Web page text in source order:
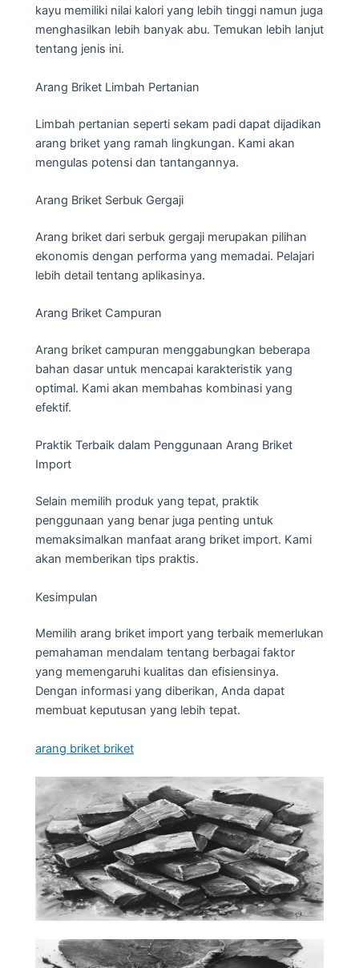
kayu memiliki nilai kalori yang lebih tinggi namun juga
menghasilkan lebih banyak abu. Temukan lebih lanjut
tentang jenis ini.
Arang Briket Limbah Pertanian
Limbah pertanian seperti sekam padi dapat dijadikan
arang briket yang ramah lingkungan. Kami akan
mengulas potensi dan tantangannya.
Arang Briket Serbuk Gergaji
Arang briket dari serbuk gergaji merupakan pilihan
ekonomis dengan performa yang memadai. Pelajari
lebih detail tentang aplikasinya.
Arang Briket Campuran
Arang briket campuran menggabungkan beberapa
bahan dasar untuk mencapai karakteristik yang
optimal. Kami akan membahas kombinasi yang
efektif.
Praktik Terbaik dalam Penggunaan Arang Briket
Import
Selain memilih produk yang tepat, praktik
penggunaan yang benar juga penting untuk
memaksimalkan manfaat arang briket import. Kami
akan memberikan tips praktis.
Kesimpulan
Memilih arang briket import yang terbaik memerlukan
pemahaman mendalam tentang berbagai faktor
yang memengaruhi kualitas dan efisiensinya.
Dengan informasi yang diberikan, Anda dapat
membuat keputusan yang lebih tepat.
arang briket briket